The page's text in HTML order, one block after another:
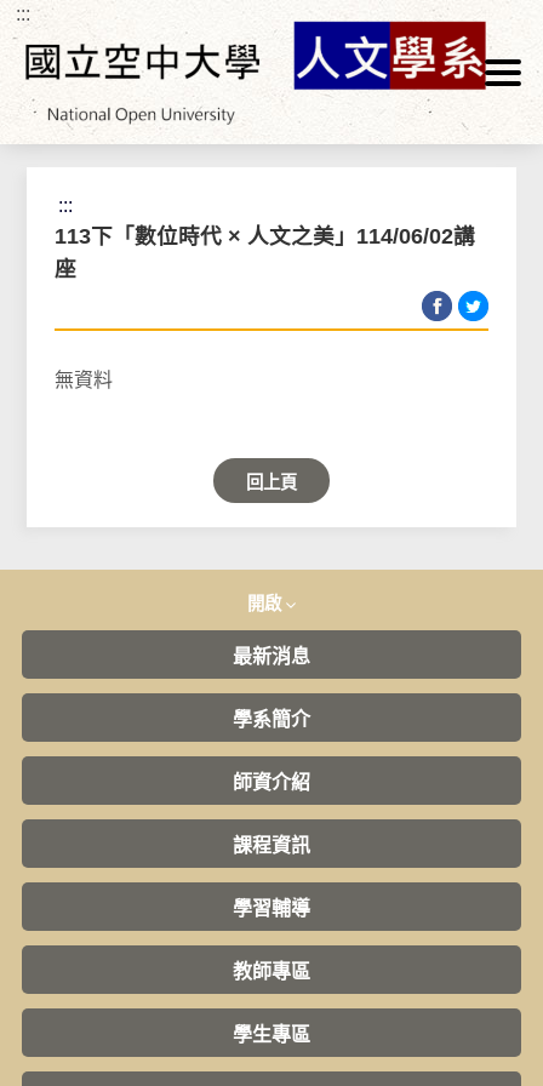
跳到主要內容區塊
:::
首頁>活動相簿
:::
113下「數位時代 × 人文之美」114/06/02講
座
無資料
回上頁
開啟
最新消息
學系簡介
師資介紹
課程資訊
學習輔導
教師專區
學生專區